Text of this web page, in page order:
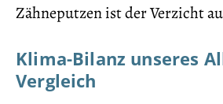
Zähneputzen ist der Verzicht
Klima-Bilanz unseres
Vergleich